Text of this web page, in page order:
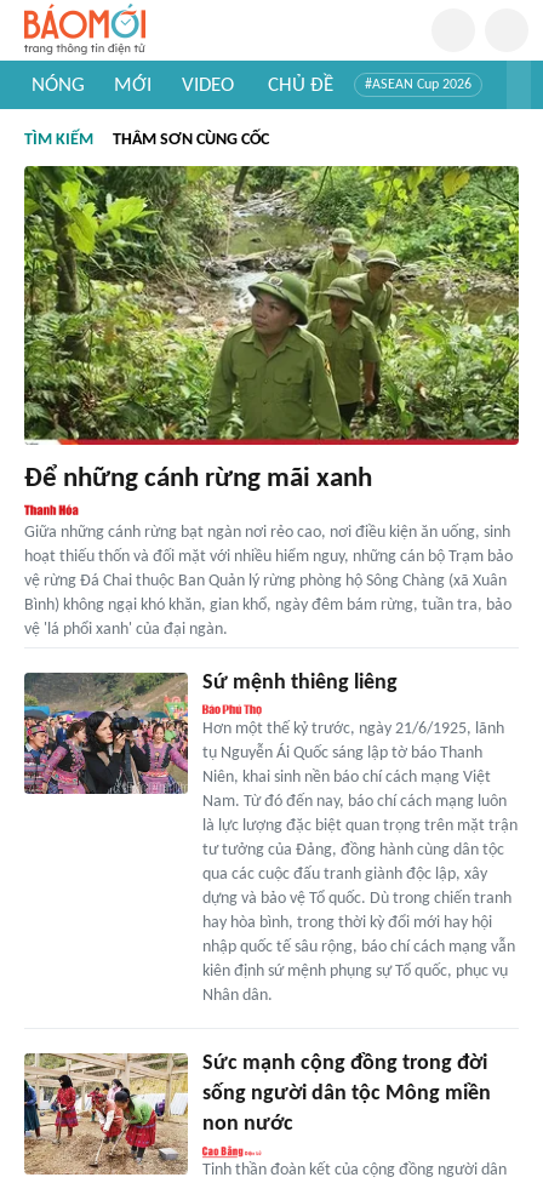
NÓNG MỚI VIDEO CHỦ ĐỀ #ASEAN Cup 2026
#Khám phá thế giới
TÌM KIẾM THÂM SƠN CÙNG CỐC
Để những cánh rừng mãi xanh
Giữa những cánh rừng bạt ngàn nơi rẻo cao, nơi điều kiện ăn uống, sinh
hoạt thiếu thốn và đối mặt với nhiều hiểm nguy, những cán bộ Trạm bảo
vệ rừng Đá Chai thuộc Ban Quản lý rừng phòng hộ Sông Chàng (xã Xuân
Bình) không ngại khó khăn, gian khổ, ngày đêm bám rừng, tuần tra, bảo
vệ 'lá phổi xanh' của đại ngàn.
Sứ mệnh thiêng liêng
Hơn một thế kỷ trước, ngày 21/6/1925, lãnh
tụ Nguyễn Ái Quốc sáng lập tờ báo Thanh
Niên, khai sinh nền báo chí cách mạng Việt
Nam. Từ đó đến nay, báo chí cách mạng luôn
là lực lượng đặc biệt quan trọng trên mặt trận
tư tưởng của Đảng, đồng hành cùng dân tộc
qua các cuộc đấu tranh giành độc lập, xây
dựng và bảo vệ Tổ quốc. Dù trong chiến tranh
hay hòa bình, trong thời kỳ đổi mới hay hội
nhập quốc tế sâu rộng, báo chí cách mạng vẫn
kiên định sứ mệnh phụng sự Tổ quốc, phục vụ
Nhân dân.
Sức mạnh cộng đồng trong đời
sống người dân tộc Mông miền
non nước
Tinh thần đoàn kết của cộng đồng người dân